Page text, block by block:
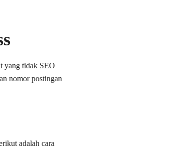
yang tidak SEO
nomor postingan
adalah cara